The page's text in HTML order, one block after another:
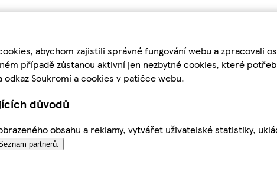
abychom zajistili správné fungování webu a zpracovali
případě zůstanou aktivní jen nezbytné cookies, které
odkaz Soukromí a cookies v patičce webu.
důvodů
obsahu a reklamy, vytvářet uživatelské statistiky,
partnerů.